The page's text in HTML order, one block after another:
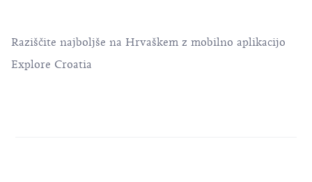
Raziščite najboljše na Hrvaškem z mobilno aplikacijo
Explore Croatia